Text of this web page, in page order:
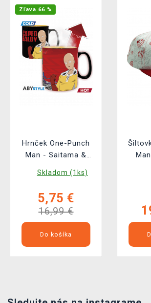
Zľava 66 %
Hrnček One-Punch
Man - Saitama &
Skladom (1ks)
5,75 €
16,99 €
Do košíka